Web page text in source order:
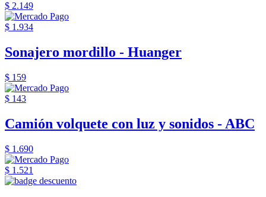
$ 2.149
$ 1.934
Sonajero mordillo - Huanger
$ 159
$ 143
Camión volquete con luz y sonidos - ABC
$ 1.690
$ 1.521